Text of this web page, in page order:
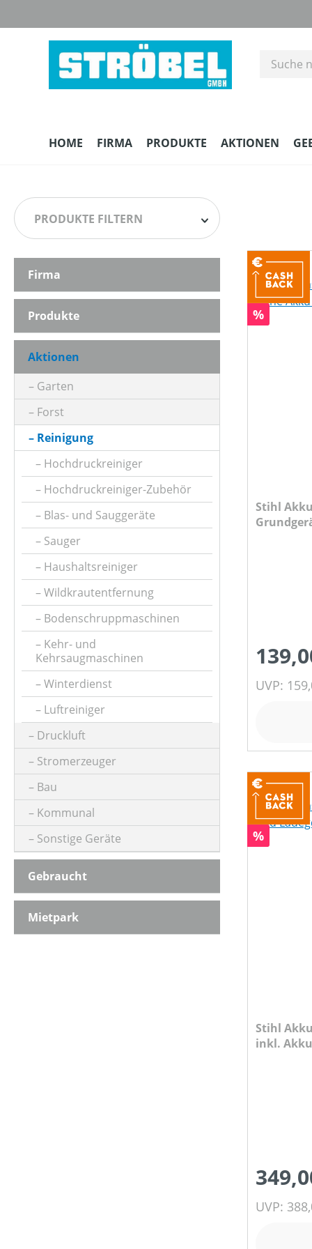
HOME FIRMA PRODUKTE AKTIONEN
PRODUKTE FILTERN
HERSTELLER
ANSCHLUSSLEISTUNG
ARBEITSBREITE (IN CM)
ARBEITSDRUCK
ARBEITSDRUCK (IN BAR)
ARBEITSZEIT (IN MIN)
BETRIEBSART
BÜRSTENDREHZAHL (IN UMDREHUNGEN/MIN)
FANGSACKVOLUMEN MAX (IN L)
FARBE (GERÄT)
FLÄCHENLEISTUNG MAX (IN M²)
FÖRDERLEISTUNG
FÖRDERMENGE MAX (IN L/H)
Firma
Produkte
Aktionen
Garten
Forst
Reinigung
Hochdruckreiniger
Hochdruckreiniger-Zubehör
Blas- und Sauggeräte
Sauger
Haushaltsreiniger
Wildkrautentfernung
Bodenschruppmaschinen
Kehr- und
Kehrsaugmaschinen
Winterdienst
Luftreiniger
Druckluft
Stromerzeuger
Bau
Kommunal
Sonstige Geräte
Gebraucht
Mietpark
Rabatt
%
Stihl
UVP:
Rabatt
%
Stihl
inkl.
UVP: